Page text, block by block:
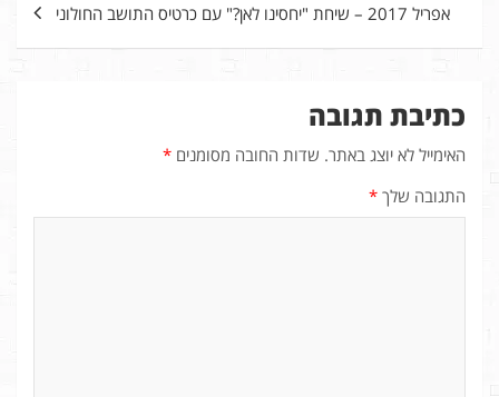
אפריל 2017 – שיחת "יחסינו לאן?" עם כרטיס התושב החולוני
כתיבת תגובה
האימייל לא יוצג באתר. שדות החובה מסומנים *
התגובה שלך *